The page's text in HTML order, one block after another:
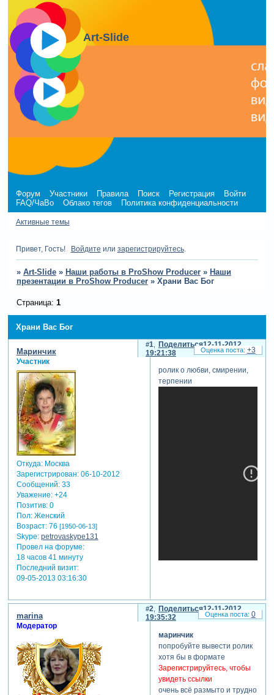
Art-Slide
Форум Участники Правила Поиск Регистрация
Войти
FAQ/ЧаВо
Облако тегов Политика конфиденциальности
Активные темы
Привет, Гость! Войдите или зарегистрируйтесь.
» Art-Slide » Наши работы в ProShow Producer » Наши
презентации в ProShow Producer » Храни Вас Бог
Храни Вас Бог
Страница: 1
Поделиться
1
12-11-2012
19:21:38
Маринчик
Участник
Откуда:Москва
Зарегистрирован: 06-10-2012
Сообщений:33
Уважение: +24
Позитив: 0
Пол:Женский
Возраст:76 [1950-06-13]
Skype: petrovaskype131
Провел на форуме:
18 часов 41 минуту
Последний визит:
09-05-2013 03:16:30
ролик о любви, смирении,
терпении
+3
Поделиться
2
12-11-2012
19:35:32
marina
Модератор
маринчик
попробуйте вывести ролик
хотя бы в формате
Зарегистрируйтесь, чтобы
увидеть ссылки
очень всё размыто и трудно
0